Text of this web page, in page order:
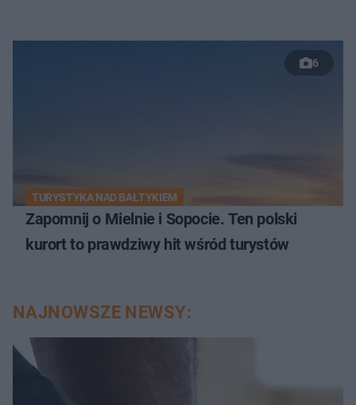
6
TURYSTYKA NAD BAŁTYKIEM
Zapomnij o Mielnie i Sopocie. Ten polski
kurort to prawdziwy hit wśród turystów
NAJNOWSZE NEWSY: